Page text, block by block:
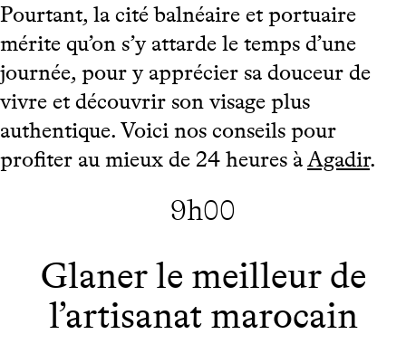
Pourtant, la cité balnéaire et portuaire
mérite qu’on s’y attarde le temps d’une
journée, pour y apprécier sa douceur de
vivre et découvrir son visage plus
authentique. Voici nos conseils pour
profiter au mieux de 24 heures àAgadir.
9h00
Glaner le meilleur de
l’artisanat marocain